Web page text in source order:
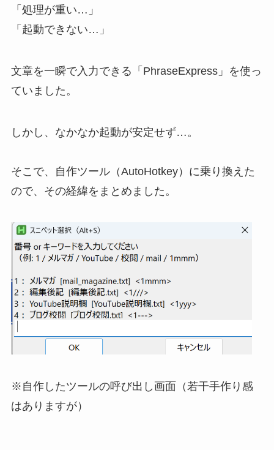
「処理が重い…」
「起動できない…」
文章を一瞬で入力できる「PhraseExpress」を使っ
ていました。
しかし、なかなか起動が安定せず…。
そこで、自作ツール（AutoHotkey）に乗り換えた
ので、その経緯をまとめました。
※自作したツールの呼び出し画面（若干手作り感
はありますが）